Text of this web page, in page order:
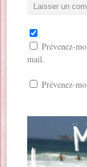
Prévenez-
mail.
Prévenez-